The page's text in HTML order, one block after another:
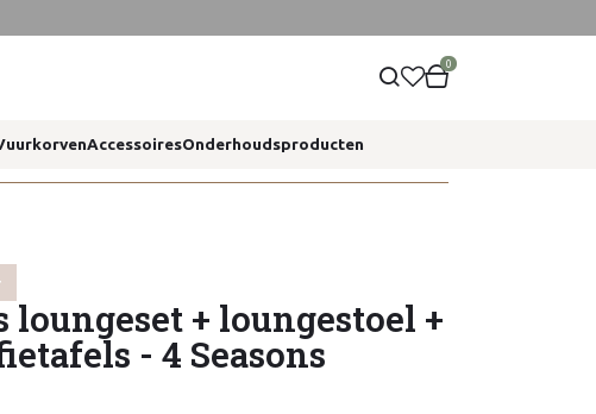
0
AccessoiresOnderhoudsproducten
+ loungestoel +
- 4 Seasons